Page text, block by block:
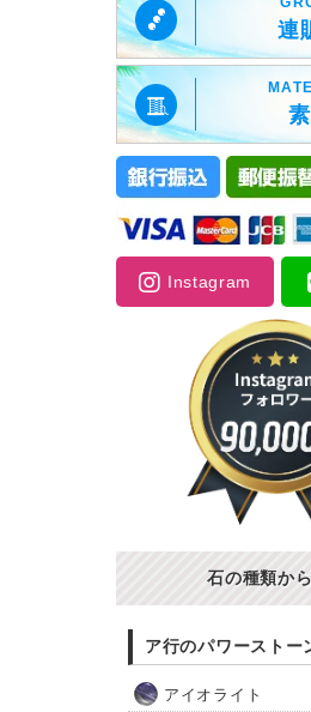
連
Instagram
石の種類か
ア行のパワーストー
アイオライト